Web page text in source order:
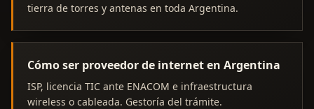
tierra de torres y antenas en toda Argentina.
Cómo ser proveedor de internet en Argentina
ISP, licencia TIC ante ENACOM e infraestructura
wireless o cableada. Gestoría del trámite.